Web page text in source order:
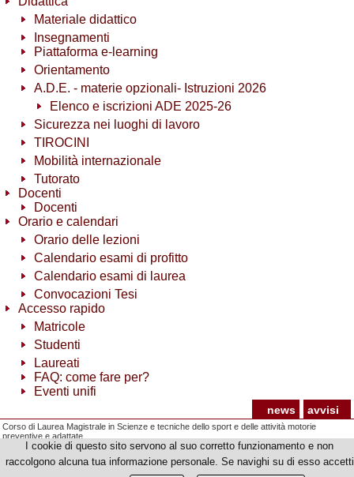
Materiale didattico
Insegnamenti
Piattaforma e-learning
Orientamento
A.D.E. - materie opzionali- Istruzioni 2026
Elenco e iscrizioni ADE 2025-26
Sicurezza nei luoghi di lavoro
TIROCINI
Mobilità internazionale
Tutorato
Docenti
Docenti
Orario e calendari
Orario delle lezioni
Calendario esami di profitto
Calendario esami di laurea
Convocazioni Tesi
Accesso rapido
Matricole
Studenti
Laureati
FAQ: come fare per?
Eventi unifi
news avvisi
Corso di Laurea Magistrale in Scienze e tecniche dello sport e delle attività motorie
preventive e adattate
© Copyright 2012-2026 Università degli Studi di Firenze - p.iva | cod.fiscale 01279680480
I cookie di questo sito servono al suo corretto funzionamento e non
raccolgono alcuna tua informazione personale. Se navighi su di esso accetti